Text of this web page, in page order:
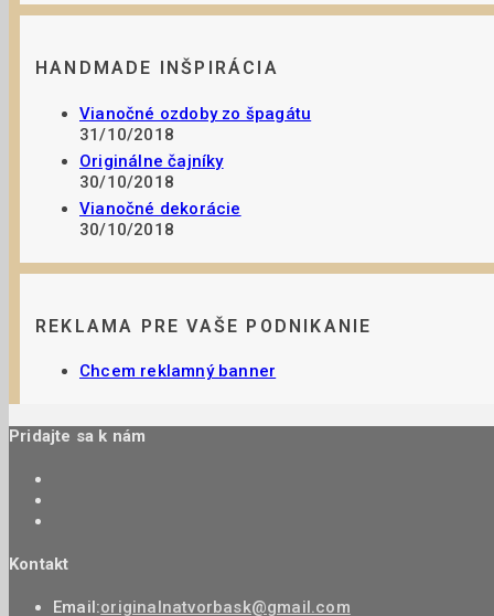
HANDMADE INŠPIRÁCIA
Vianočné ozdoby zo špagátu
31/10/2018
Originálne čajníky
30/10/2018
Vianočné dekorácie
30/10/2018
REKLAMA PRE VAŠE PODNIKANIE
Chcem reklamný banner
Pridajte sa k nám
Kontakt
Email:originalnatvorbask@gmail.com